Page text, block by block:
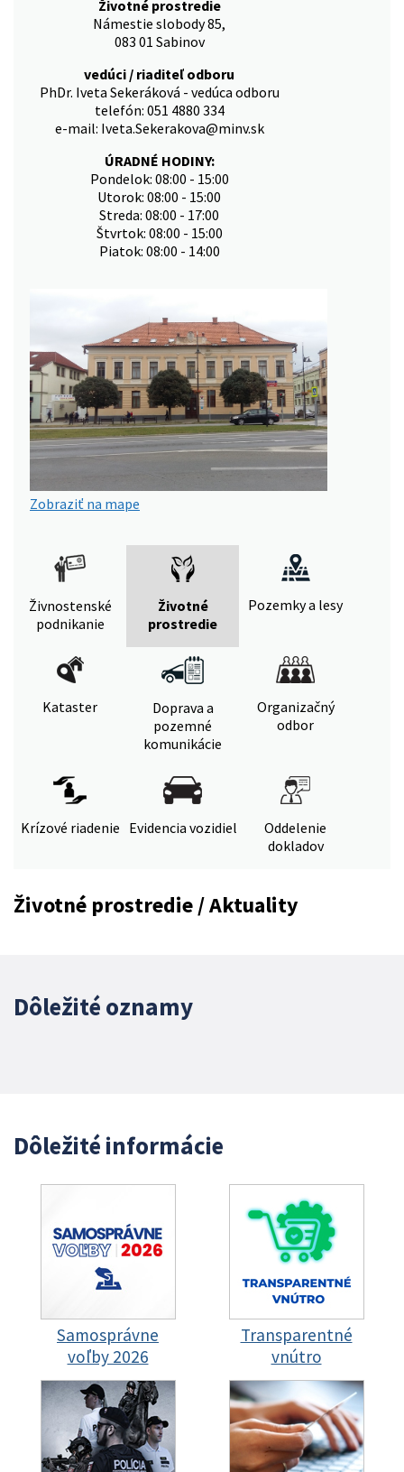
Životné prostredie
Námestie slobody 85,
083 01 Sabinov
vedúci / riaditeľ odboru
PhDr. Iveta Sekeráková - vedúca odboru
telefón: 051 4880 334
e-mail: Iveta.Sekerakova@minv.sk
ÚRADNÉ HODINY:
Pondelok: 08:00 - 15:00
Utorok: 08:00 - 15:00
Streda: 08:00 - 17:00
Štvrtok: 08:00 - 15:00
Piatok: 08:00 - 14:00
Zobraziť na mape
Živnostenské
podnikanie
Životné
prostredie
Pozemky a lesy
Kataster
Doprava a
pozemné
komunikácie
Organizačný
odbor
Krízové riadenie Evidencia vozidiel
Oddelenie
dokladov
Životné prostredie / Aktuality
Dôležité oznamy
Dôležité informácie
Samosprávne
voľby 2026
Transparentné
vnútro